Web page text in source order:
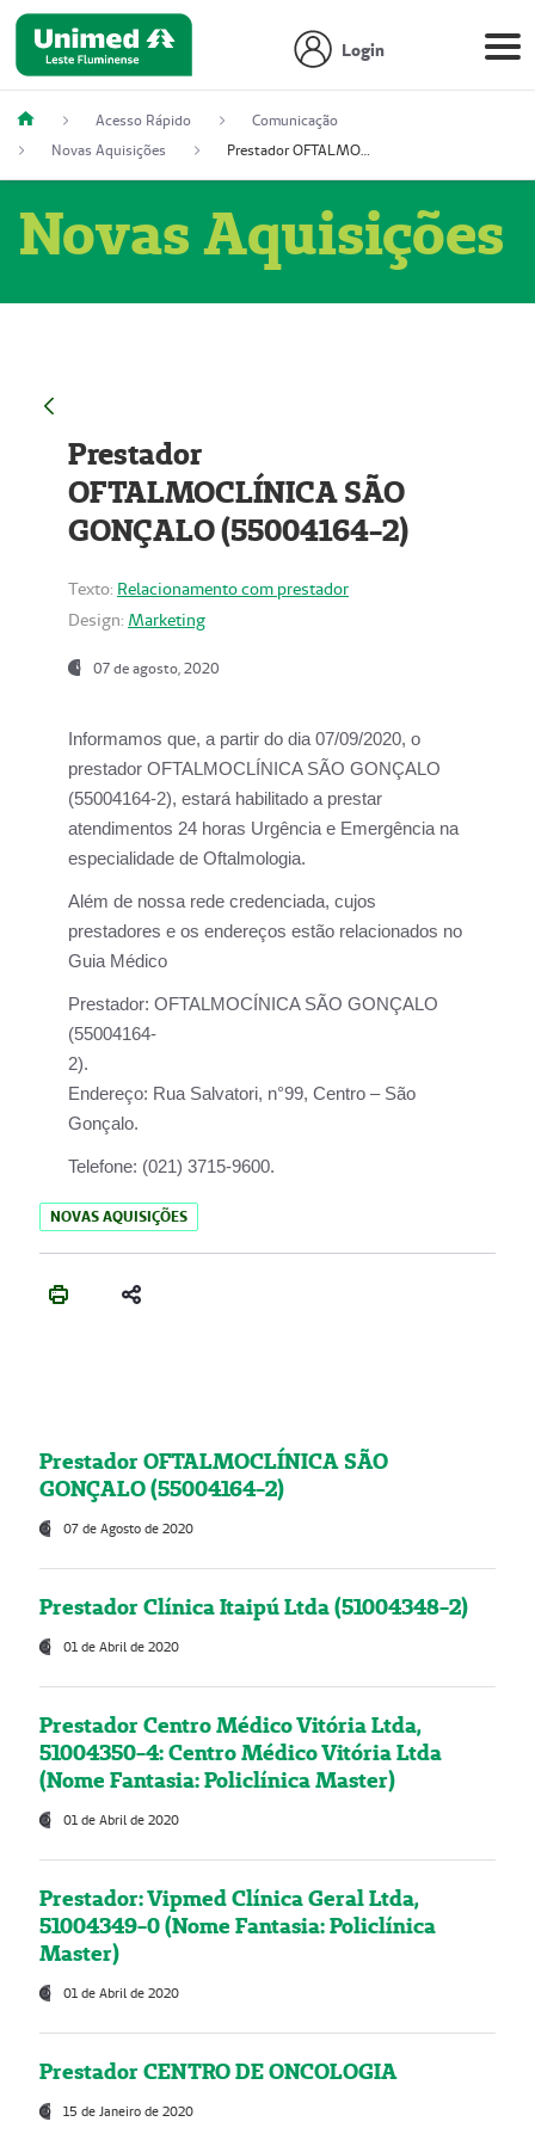
Login
Acesso Rápido
Comunicação
Novas Aquisições
Prestador OFTALMOCLÍNICA SÃO GONÇALO (55004164-2)
Novas Aquisições
Prestador
OFTALMOCLÍNICA SÃO
GONÇALO (55004164-2)
Texto: Relacionamento com prestador
Design: Marketing
07 de agosto, 2020
Informamos que, a partir do dia07/09/2020, o
prestador OFTALMOCLÍNICA SÃO GONÇALO
(55004164-2), estará habilitado a prestar
atendimentos 24 horas Urgência e Emergência na
especialidade de Oftalmologia.
Além de nossa rede credenciada, cujos
prestadores e os endereços estão relacionados no
Guia Médico
Prestador: OFTALMOCÍNICA SÃO GONÇALO
(55004164-
2).
Endereço: Rua Salvatori, n°99, Centro – São
Gonçalo.
Telefone: (021) 3715-9600.
NOVAS AQUISIÇÕES
Prestador OFTALMOCLÍNICA SÃO
GONÇALO (55004164-2)
07 de Agosto de 2020
Prestador Clínica Itaipú Ltda (51004348-2)
01 de Abril de 2020
Prestador Centro Médico Vitória Ltda,
51004350-4: Centro Médico Vitória Ltda
(Nome Fantasia: Policlínica Master)
01 de Abril de 2020
Prestador: Vipmed Clínica Geral Ltda,
51004349-0 (Nome Fantasia: Policlínica
Master)
01 de Abril de 2020
Prestador CENTRO DE ONCOLOGIA
15 de Janeiro de 2020